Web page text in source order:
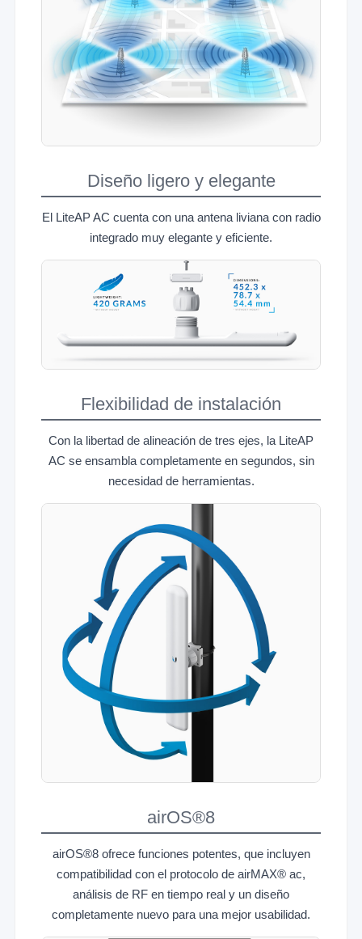
Diseño ligero y elegante
El LiteAP AC cuenta con una antena liviana con radio
integrado muy elegante y eficiente.
Flexibilidad de instalación
Con la libertad de alineación de tres ejes, la LiteAP
AC se ensambla completamente en segundos, sin
necesidad de herramientas.
airOS®8
airOS®8 ofrece funciones potentes, que incluyen
compatibilidad con el protocolo de airMAX® ac,
análisis de RF en tiempo real y un diseño
completamente nuevo para una mejor usabilidad.